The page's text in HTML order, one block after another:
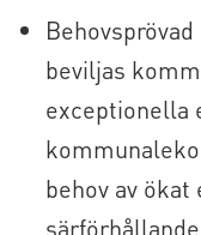
beviljas
behov av